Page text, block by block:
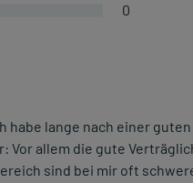
0
lange nach einer
allem die gute
sind bei mir oft